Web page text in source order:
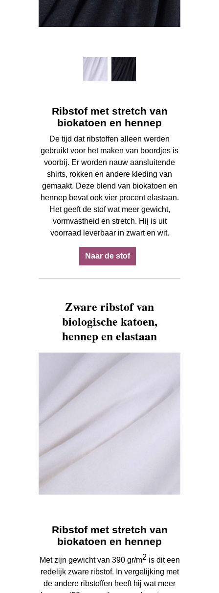
Ribstof met stretch van
biokatoen en hennep
De tijd dat ribstoffen alleen werden
gebruikt voor het maken van boordjes is
voorbij. Er worden nauw aansluitende
shirts, rokken en andere kleding van
gemaakt. Deze blend van biokatoen en
hennep bevat ook vier procent elastaan.
Het geeft de stof wat meer gewicht,
vormvastheid en stretch. Hij is uit
voorraad leverbaar in zwart en wit.
Naar de stof
Zware ribstof van
biologische katoen,
hennep en elastaan
Ribstof met stretch van
biokatoen en hennep
Met zijn gewicht van 390 gr/m2is dit een
redelijk zware ribstof. In vergelijking met
de andere ribstoffen heeft hij wat meer